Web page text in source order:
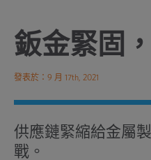
鈑金緊固
發表於：9 月 17th, 2021
供應鏈緊縮給金屬
戰。